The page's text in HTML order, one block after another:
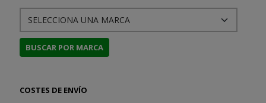
COSTES DE ENVÍO